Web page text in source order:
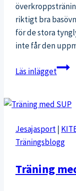
riktigt bra
för de stora
inte får den
Läs inlägget
Jesajasport|
Träningsblogg
Träning